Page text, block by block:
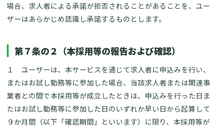
場合、求人者による承諾が拒否されることがあることを、ユー
ザーはあらかじめ認識し承諾するものとします。
第７条の２（本採用等の報告および確認）
１ ユーザーは、本サービスを通じて求人者に申込みを行い、
またはお試し勤務等に参加した場合、当該求人者または関連事
業者との間で本採用等が成立したときは、申込みを行った日ま
たはお試し勤務等に参加した日のいずれか早い日から起算して
９か月間（以下「確認期間」といいます）に限り、本採用等が